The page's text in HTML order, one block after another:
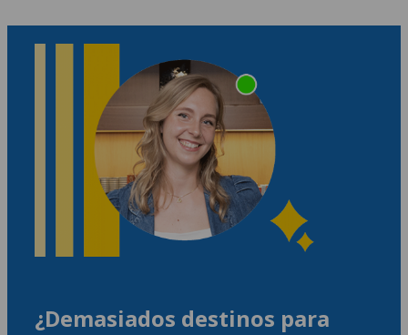
¿Demasiados destinos para